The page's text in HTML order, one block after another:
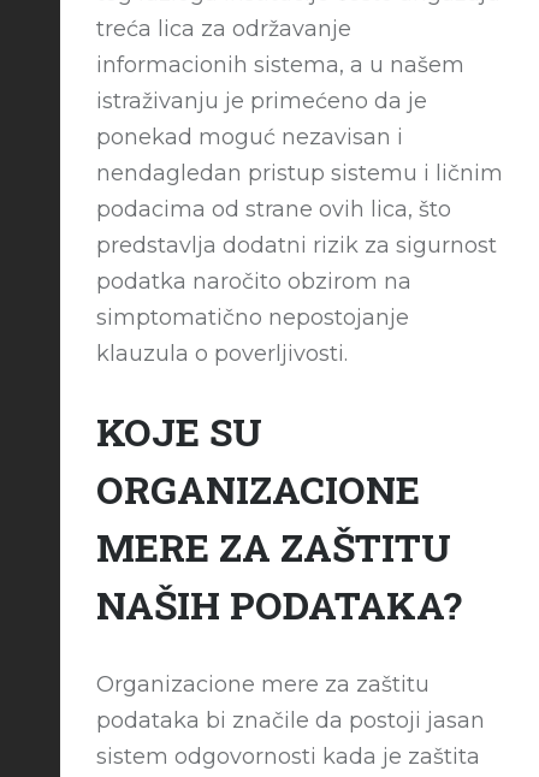
treća lica za održavanje
informacionih sistema, a u našem
istraživanju je primećeno da je
ponekad moguć nezavisan i
nendagledan pristup sistemu i ličnim
podacima od strane ovih lica, što
predstavlja dodatni rizik za sigurnost
podatka naročito obzirom na
simptomatično nepostojanje
klauzula o poverljivosti.
KOJE SU
ORGANIZACIONE
MERE ZA ZAŠTITU
NAŠIH PODATAKA?
Organizacione mere za zaštitu
podataka bi značile da postoji jasan
sistem odgovornosti kada je zaštita